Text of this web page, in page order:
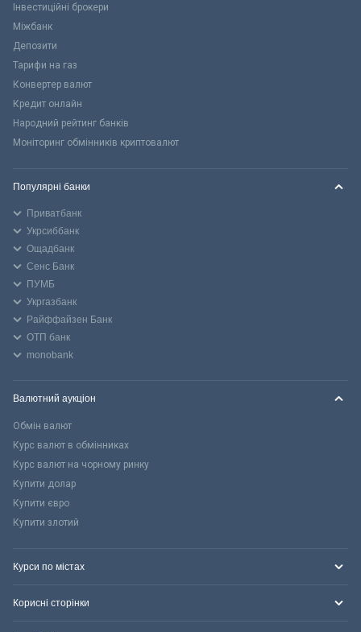
Інвестиційні брокери
Міжбанк
Депозити
Тарифи на газ
Конвертер валют
Кредит онлайн
Народний рейтинг банків
Моніторинг обмінників криптовалют
Популярні банки
Приватбанк
Укрсиббанк
Ощадбанк
Сенс Банк
ПУМБ
Укргазбанк
Райффайзен Банк
ОТП банк
monobank
Валютний аукціон
Обмін валют
Курс валют в обмінниках
Курс валют на чорному ринку
Купити долар
Купити євро
Купити злотий
Курси по містах
Корисні сторінки